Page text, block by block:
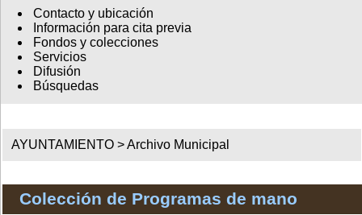
Contacto y ubicación
Información para cita previa
Fondos y colecciones
Servicios
Difusión
Búsquedas
AYUNTAMIENTO >Archivo Municipal
Colección de Programas de mano